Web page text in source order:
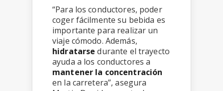
“Para los conductores, poder
coger fácilmente su bebida es
importante para realizar un
viaje cómodo. Además,
hidratarse durante el trayecto
ayuda a los conductores a
mantener la concentración
en la carretera”, asegura